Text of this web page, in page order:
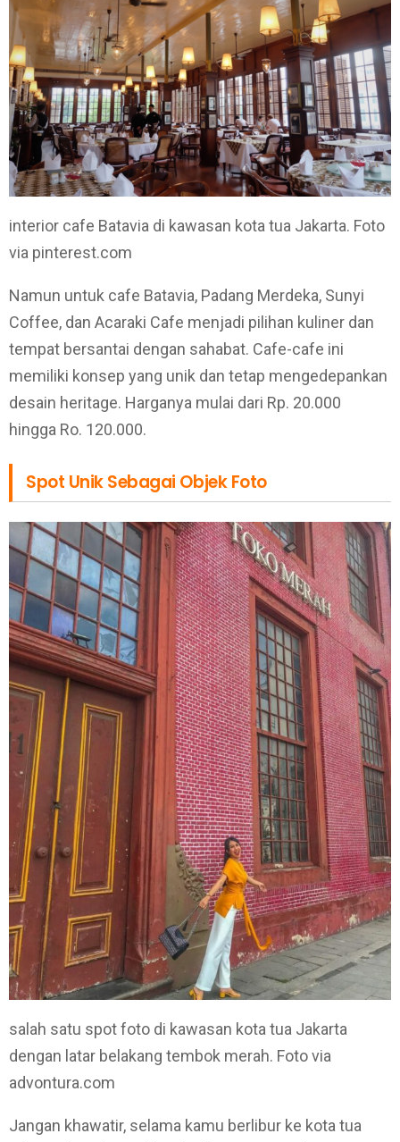
interior cafe Batavia di kawasan kota tua Jakarta. Foto
via pinterest.com
Namun untuk cafe Batavia, Padang Merdeka, Sunyi
Coffee, dan Acaraki Cafe menjadi pilihan kuliner dan
tempat bersantai dengan sahabat. Cafe-cafe ini
memiliki konsep yang unik dan tetap mengedepankan
desain heritage. Harganya mulai dari Rp. 20.000
hingga Ro. 120.000.
Spot Unik Sebagai Objek Foto
salah satu spot foto di kawasan kota tua Jakarta
dengan latar belakang tembok merah. Foto via
advontura.com
Jangan khawatir, selama kamu berlibur ke kota tua